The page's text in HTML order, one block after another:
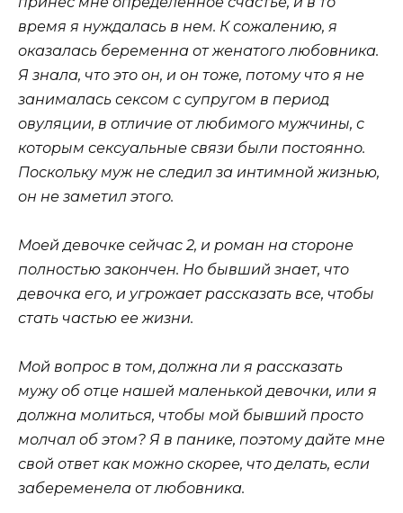
время я нуждалась в нем. К сожалению, я
оказалась беременна от женатого любовника.
Я знала, что это он, и он тоже, потому что я не
занималась сексом с супругом в период
овуляции, в отличие от любимого мужчины, с
которым сексуальные связи были постоянно.
Поскольку муж не следил за интимной жизнью,
он не заметил этого.
Моей девочке сейчас 2, и роман на стороне
полностью закончен. Но бывший знает, что
девочка его, и угрожает рассказать все, чтобы
стать частью ее жизни.
Мой вопрос в том, должна ли я рассказать
мужу об отце нашей маленькой девочки, или я
должна молиться, чтобы мой бывший просто
молчал об этом? Я в панике, поэтому дайте мне
свой ответ как можно скорее, что делать, если
забеременела от любовника.